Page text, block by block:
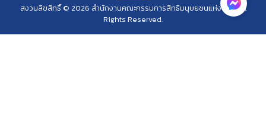
สงวนลิขสิทธิ์ © 2026 สำนักงานคณะกรรมการสิทธิมนุษยชนแห่งชาติ. All
Rights Reserved.